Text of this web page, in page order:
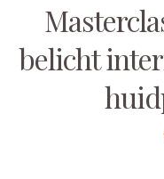
belicht